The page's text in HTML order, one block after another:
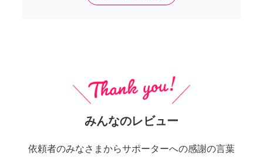
みんなのレビュー
依頼者のみなさまからサポーターへの感謝の言葉